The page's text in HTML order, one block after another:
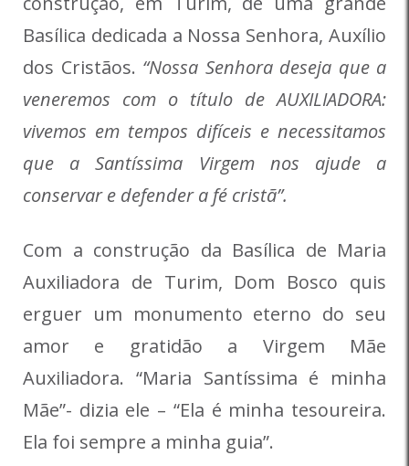
Basílica dedicada a Nossa Senhora, Auxílio
dos Cristãos. “Nossa Senhora deseja que a
veneremos com o título de AUXILIADORA:
vivemos em tempos difíceis e necessitamos
que a Santíssima Virgem nos ajude a
conservar e defender a fé cristã”.
Com a construção da Basílica de Maria
Auxiliadora de Turim, Dom Bosco quis
erguer um monumento eterno do seu
amor e gratidão a Virgem Mãe
Auxiliadora. “Maria Santíssima é minha
Mãe”- dizia ele – “Ela é minha tesoureira.
Ela foi sempre a minha guia”.